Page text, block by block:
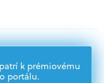
k prémiovému
portálu.